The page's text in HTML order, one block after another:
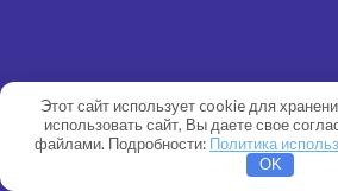
Этот сайт использует cookie для
использовать сайт, Вы даете свое
файлами. Подробности: Политика
OK